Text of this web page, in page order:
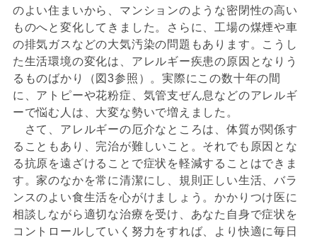
のよい住まいから、マンションのような密閉性の高い
ものへと変化してきました。さらに、工場の煤煙や車
の排気ガスなどの大気汚染の問題もあります。こうし
た生活環境の変化は、アレルギー疾患の原因となりう
るものばかり（図3参照）。実際にこの数十年の間
に、アトピーや花粉症、気管支ぜん息などのアレルギ
ーで悩む人は、大変な勢いで増えました。
さて、アレルギーの厄介なところは、体質が関係す
ることもあり、完治が難しいこと。それでも原因とな
る抗原を遠ざけることで症状を軽減することはできま
す。家のなかを常に清潔にし、規則正しい生活、バラ
ンスのよい食生活を心がけましょう。かかりつけ医に
相談しながら適切な治療を受け、あなた自身で症状を
コントロールしていく努力をすれば、より快適に毎日